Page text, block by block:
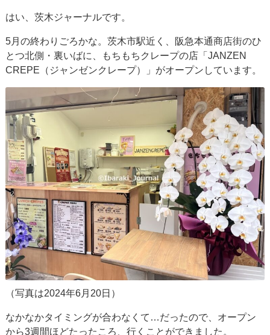
はい、茨木ジャーナルです。
5月の終わりごろかな。茨木市駅近く、阪急本通商店街のひ
とつ北側・裏いばに、もちもちクレープの店「JANZEN
CREPE（ジャンゼンクレープ）」がオープンしています。
（写真は2024年6月20日）
なかなかタイミングが合わなくて…だったので、オープン
から3週間ほどたったころ、行くことができました。